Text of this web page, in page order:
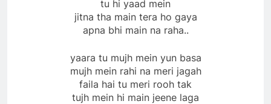
tu hi yaad mein
jitna tha main tera ho gaya
apna bhi main na raha..
yaara tu mujh mein yun basa
mujh mein rahi na meri jagah
faila hai tu meri rooh tak
tujh mein hi main jeene laga